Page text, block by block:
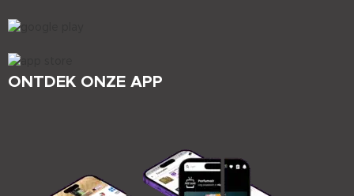
ONTDEK ONZE APP